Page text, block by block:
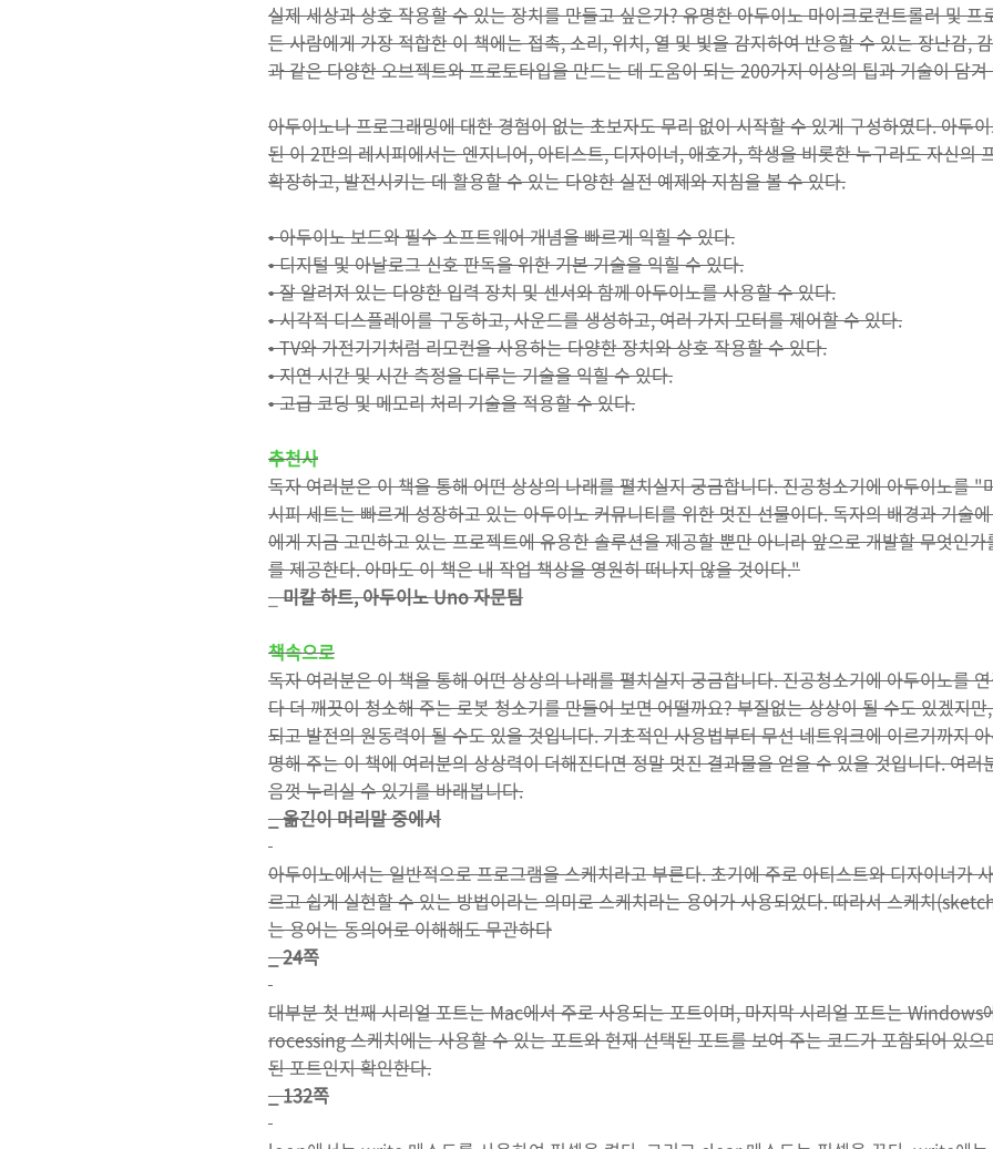
실제 세상과 상호 작용할 수 있는 장치를 만들고 싶은가? 유명한 아두이노 마이크로컨트롤러 및
든 사람에게 가장 적합한 이 책에는 접촉, 소리, 위치, 열 및 빛을 감지하여 반응할 수 있는 장난감,
과 같은 다양한 오브젝트와 프로토타입을 만드는 데 도움이 되는 200가지 이상의 팁과 기술이 담겨
아두이노나 프로그래밍에 대한 경험이 없는 초보자도 무리 없이 시작할 수 있게 구성하였다. 아두
된 이 2판의 레시피에서는 엔지니어, 아티스트, 디자이너, 애호가, 학생을 비롯한 누구라도 자신의
확장하고, 발전시키는 데 활용할 수 있는 다양한 실전 예제와 지침을 볼 수 있다.
• 아두이노 보드와 필수 소프트웨어 개념을 빠르게 익힐 수 있다.
• 디지털 및 아날로그 신호 판독을 위한 기본 기술을 익힐 수 있다.
• 잘 알려져 있는 다양한 입력 장치 및 센서와 함께 아두이노를 사용할 수 있다.
• 시각적 디스플레이를 구동하고, 사운드를 생성하고, 여러 가지 모터를 제어할 수 있다.
• TV와 가전기기처럼 리모컨을 사용하는 다양한 장치와 상호 작용할 수 있다.
• 지연 시간 및 시간 측정을 다루는 기술을 익힐 수 있다.
• 고급 코딩 및 메모리 처리 기술을 적용할 수 있다.
추천사
독자 여러분은 이 책을 통해 어떤 상상의 나래를 펼치실지 궁금합니다. 진공청소기에 아두이노를 "
시피 세트는 빠르게 성장하고 있는 아두이노 커뮤니티를 위한 멋진 선물이다. 독자의 배경과 기술
에게 지금 고민하고 있는 프로젝트에 유용한 솔루션을 제공할 뿐만 아니라 앞으로 개발할 무엇인
를 제공한다. 아마도 이 책은 내 작업 책상을 영원히 떠나지 않을 것이다."
_미칼 하트, 아두이노 Uno 자문팀
책속으로
독자 여러분은 이 책을 통해 어떤 상상의 나래를 펼치실지 궁금합니다. 진공청소기에 아두이노를
다 더 깨끗이 청소해 주는 로봇 청소기를 만들어 보면 어떨까요? 부질없는 상상이 될 수도 있겠지
되고 발전의 원동력이 될 수도 있을 것입니다. 기초적인 사용법부터 무선 네트워크에 이르기까지
명해 주는 이 책에 여러분의 상상력이 더해진다면 정말 멋진 결과물을 얻을 수 있을 것입니다. 여러
음껏 누리실 수 있기를 바래봅니다.
_ 옮긴이 머리말 중에서
아두이노에서는 일반적으로 프로그램을 스케치라고 부른다. 초기에 주로 아티스트와 디자이너가
르고 쉽게 실현할 수 있는 방법이라는 의미로 스케치라는 용어가 사용되었다. 따라서 스케치
는 용어는 동의어로 이해해도 무관하다
_ 24쪽
대부분 첫 번째 시리얼 포트는 Mac에서 주로 사용되는 포트이며, 마지막 시리얼 포트는 Windows
rocessing 스케치에는 사용할 수 있는 포트와 현재 선택된 포트를 보여 주는 코드가 포함되어 있
된 포트인지 확인한다.
_ 132쪽